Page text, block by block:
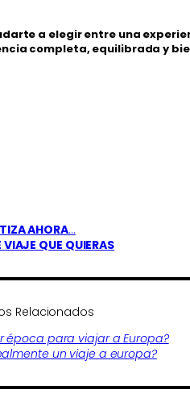
a elegir entre una
completa, equilibrada y
AHORA…
VIAJE QUE QUIERAS
Relacionados
época para viajar a Europa?
un viaje a europa?